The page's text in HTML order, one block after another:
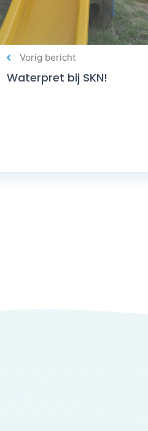
Vorig bericht
Waterpret bij SKN!